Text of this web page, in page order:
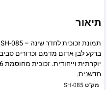
תיאור
ברקע לבן אדום מדמם וכדורים
חדשנית.
מק"טSH-085